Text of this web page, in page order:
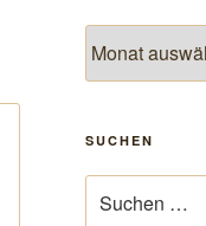
SUCHEN
nach: